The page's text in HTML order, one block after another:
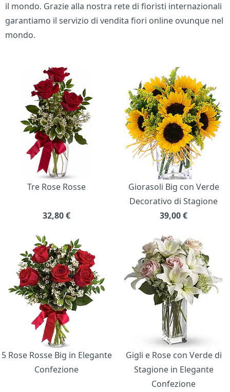
il mondo. Grazie alla nostra rete di fioristi internazionali
garantiamo il servizio di vendita fiori online ovunque nel
mondo.
Bouquet di fiori
Tre Rose Rosse
32,80€
Giorasoli Big con Verde
Decorativo di Stagione
39,00€
5 Rose Rosse Big in Elegante
Confezione
Gigli e Rose con Verde di
Stagione in Elegante
Confezione